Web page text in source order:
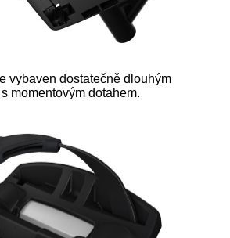
vybaven dostatečně dlouhým
momentovým dotahem.